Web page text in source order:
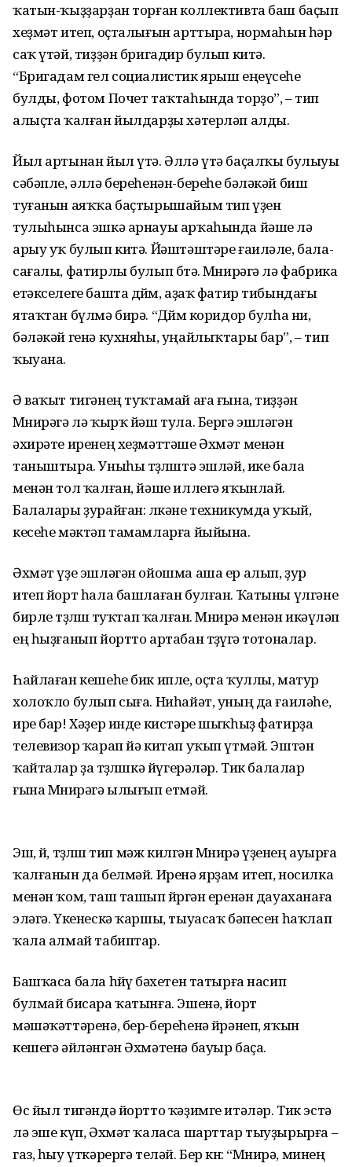
ҡатын-ҡыҙҙарҙан торған коллективта баш баҫып
хеҙмәт итеп, оҫталығын арттыра, нормаһын һәр
саҡ үтәй, тиҙҙән бригадир булып китә.
“Бригадам гел социалистик ярыш еңеүсеһе
булды, фотом Почет таҡтаһында торҙо”, – тип
алыҫта ҡалған йылдарҙы хәтерләп алды.
Йыл артынан йыл үтә. Әллә үтә баҫалҡы булыуы
сәбәпле, әллә береһенән-береһе бәләкәй биш
туғанын аяҡҡа баҫтырышайым тип үҙен
тулыһынса эшкә арнауы арҡаһында йәше лә
арыу уҡ булып китә. Йәштәштәре ғаиләле, бала-
сағалы, фатирлы булып бөтә. Мөнирәгә лә фабрика
етәкселеге башта дөйөм, аҙаҡ фатир тибындағы
ятаҡтан бүлмә бирә. “Дөйөм коридор булһа ни,
бәләкәй генә кухняһы, уңайлыҡтары бар”, – тип
ҡыуана.
Ә ваҡыт тигәнең туҡтамай аға ғына, тиҙҙән
Мөнирәгә лә ҡырҡ йәш тула. Бергә эшләгән
әхирәте иренең хеҙмәттәше Әхмәт менән
таныштыра. Уныһы төҙөлөштә эшләй, ике бала
менән тол ҡалған, йәше иллегә яҡынлай.
Балалары ҙурайған: өлкәне техникумда уҡый,
кесеһе мәктәп тамамларға йыйына.
Әхмәт үҙе эшләгән ойошма аша ер алып, ҙур
итеп йорт һала башлаған булған. Ҡатыны үлгәне
бирле төҙөлөшө туҡтап ҡалған. Мөнирә менән икәүләп
ең һыҙғанып йортто артабан төҙөүгә тотоналар.
Һайлаған кешеһе бик ипле, оҫта ҡуллы, матур
холоҡло булып сыға. Ниһайәт, уның да ғаиләһе,
ире бар! Хәҙер инде кистәре шыҡһыҙ фатирҙа
телевизор ҡарап йә китап уҡып үтмәй. Эштән
ҡайталар ҙа төҙөлөшкә йүгерәләр. Тик балалар
ғына Мөнирәгә ылығып етмәй.
Эш, өй, төҙөлөш тип мәж килгән Мөнирә үҙенең ауырға
ҡалғанын да белмәй. Иренә ярҙам итеп, носилка
менән ҡом, таш ташып йөрөгән еренән дауаханаға
эләгә. Үкенескә ҡаршы, тыуасаҡ бәпесен һаҡлап
ҡала алмай табиптар.
Башҡаса бала һөйөү бәхетен татырға насип
булмай бисара ҡатынға. Эшенә, йорт
мәшәҡәттәренә, бер-береһенә өйрәнеп, яҡын
кешегә әйләнгән Әхмәтенә бауыр баҫа.
Өс йыл тигәндә йортто ҡәҙимге итәләр. Тик эстә
лә эше күп, Әхмәт ҡаласа шарттар тыуҙырырға –
газ, һыу үткәрергә теләй. Бер көн: “Мөнирә, минең